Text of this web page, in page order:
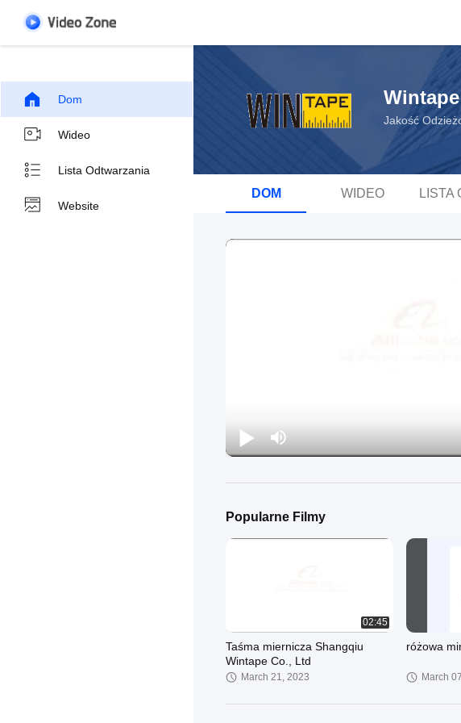
Dom
Wideo
Lista Odtwarzania
Website
Jakość
DOM WIDEO LISTA
Popularne Filmy
02:45
Taśma miernicza Shangqiu
Wintape Co., Ltd
March 21, 2023
różowa
March